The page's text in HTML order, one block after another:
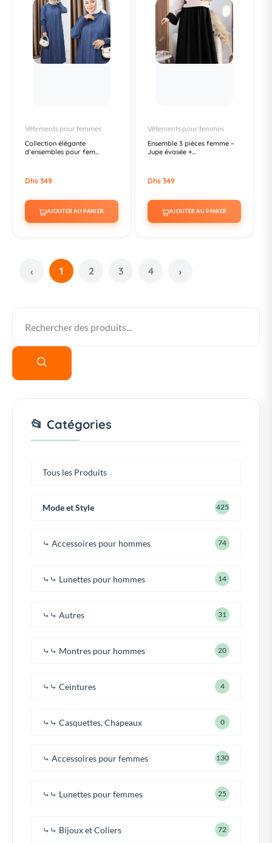
Vêtements pour femmes
Collection élégante
d’ensembles pour fem...
Dhs 349
AJOUTER AU PANIER
Vêtements pour femmes
Ensemble 3 pièces femme –
Jupe évasée +...
Dhs 349
AJOUTER AU PANIER
‹ 1 2 3 4 ›
📂 Catégories
Tous les Produits
Mode et Style 425
⤷ Accessoires pour hommes 74
⤷⤷ Lunettes pour hommes 14
⤷⤷ Autres 31
⤷⤷ Montres pour hommes 20
⤷⤷ Ceintures 4
⤷⤷ Casquettes, Chapeaux 0
⤷ Accessoires pour femmes 130
⤷⤷ Lunettes pour femmes 25
⤷⤷ Bijoux et Coliers 72